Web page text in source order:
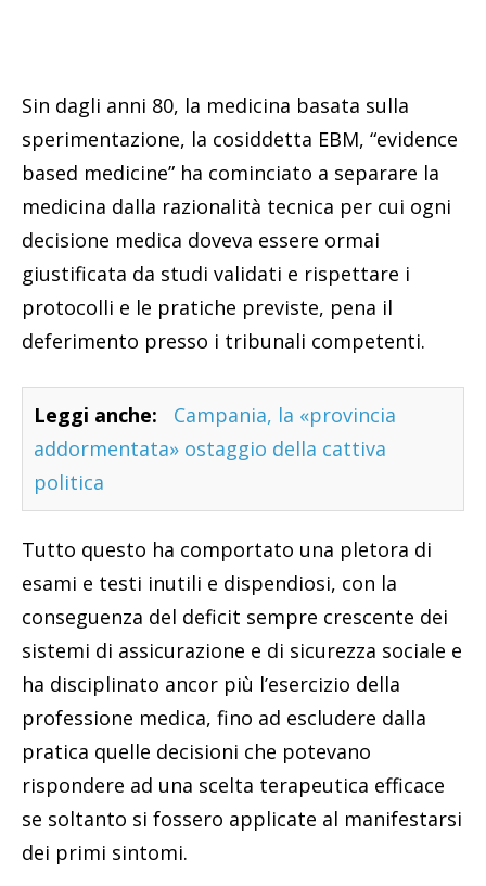
Sin dagli anni 80, la medicina basata sulla
sperimentazione, la cosiddetta EBM, “evidence
based medicine” ha cominciato a separare la
medicina dalla razionalità tecnica per cui ogni
decisione medica doveva essere ormai
giustificata da studi validati e rispettare i
protocolli e le pratiche previste, pena il
deferimento presso i tribunali competenti.
Leggi anche:
Campania, la «provincia
addormentata» ostaggio della cattiva
politica
Tutto questo ha comportato una pletora di
esami e testi inutili e dispendiosi, con la
conseguenza del deficit sempre crescente dei
sistemi di assicurazione e di sicurezza sociale e
ha disciplinato ancor più l’esercizio della
professione medica, fino ad escludere dalla
pratica quelle decisioni che potevano
rispondere ad una scelta terapeutica efficace
se soltanto si fossero applicate al manifestarsi
dei primi sintomi.